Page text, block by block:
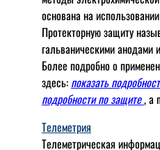
основана на
Протекторную защиту
гальваническими анодами
Более подробно о
здесь: показать
подробности по защите, а
Телеметрия
Телеметрическая